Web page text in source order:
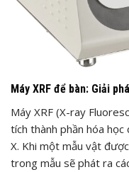
Máy XRF để bàn: Giải
Máy XRF (X-ray
tích thành phần hóa
X. Khi một mẫu vật
trong mẫu sẽ phát ra